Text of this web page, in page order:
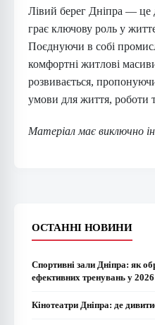
Лівий берег Дніпра — це
грає ключову роль у
Поєднуючи в собі
комфортні житлові
розвивається,
умови для життя, роботи
Матеріал має виключно
ОСТАННІ НОВИНИ
Спортивні зали Дніпра: як
ефективних тренувань у 2026
Кінотеатри Дніпра: де